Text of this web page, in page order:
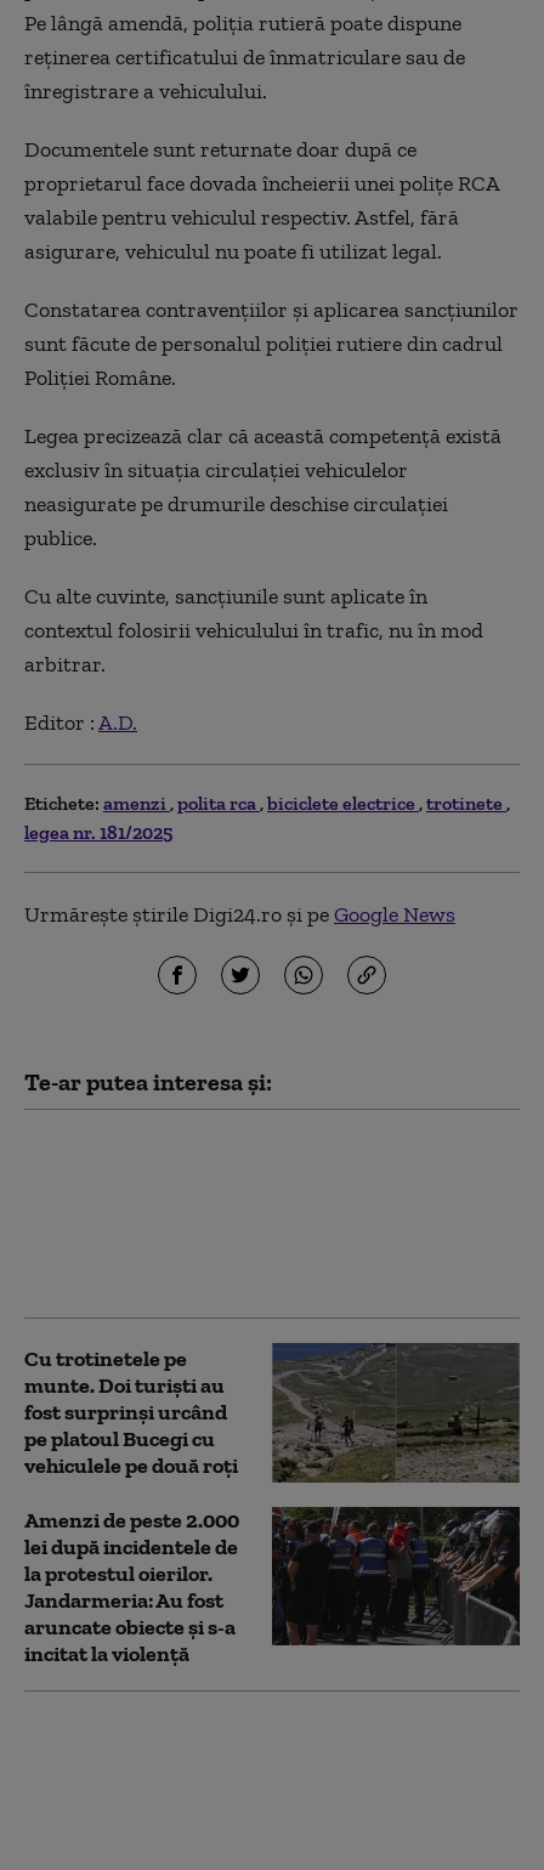
Pe lângă amendă, poliția rutieră poate dispune
reținerea certificatului de înmatriculare sau de
înregistrare a vehiculului.
Documentele sunt returnate doar după ce
proprietarul face dovada încheierii unei polițe RCA
valabile pentru vehiculul respectiv. Astfel, fără
asigurare, vehiculul nu poate fi utilizat legal.
Constatarea contravențiilor și aplicarea sancțiunilor
sunt făcute de personalul poliției rutiere din cadrul
Poliției Române.
Legea precizează clar că această competență există
exclusiv în situația circulației vehiculelor
neasigurate pe drumurile deschise circulației
publice.
Cu alte cuvinte, sancțiunile sunt aplicate în
contextul folosirii vehiculului în trafic, nu în mod
arbitrar.
Editor :A.D.
Etichete: amenzi polita rca biciclete electrice trotinete
legea nr. 181/2025
Urmărește știrile Digi24.ro și peGoogle News
Te-ar putea interesa și:
Cu trotinetele pe
munte. Doi turiști au
fost surprinși urcând
pe platoul Bucegi cu
vehiculele pe două roți
Amenzi de peste 2.000
lei după incidentele de
la protestul oierilor.
Jandarmeria: Au fost
aruncate obiecte și s-a
incitat la violență